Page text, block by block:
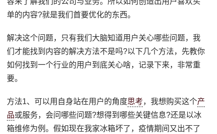
单的内容?就是我们首要优化的东西。
解决这个问题，只有我们大脑知道用户关心哪些问题，我
们才能找到内容的解决方法不是吗?以下几个方法，先教你
如何找到一个行业的用户到底关心啥，记录下来，非常重
要。
方法1、可以用自身站在用户的角度思考，我想购买这个产
品或服务，会问哪些问题?想得到哪些关键信息?还是以冰
箱维修为例。假如现在我家冰箱坏了，疫情期间又出不了